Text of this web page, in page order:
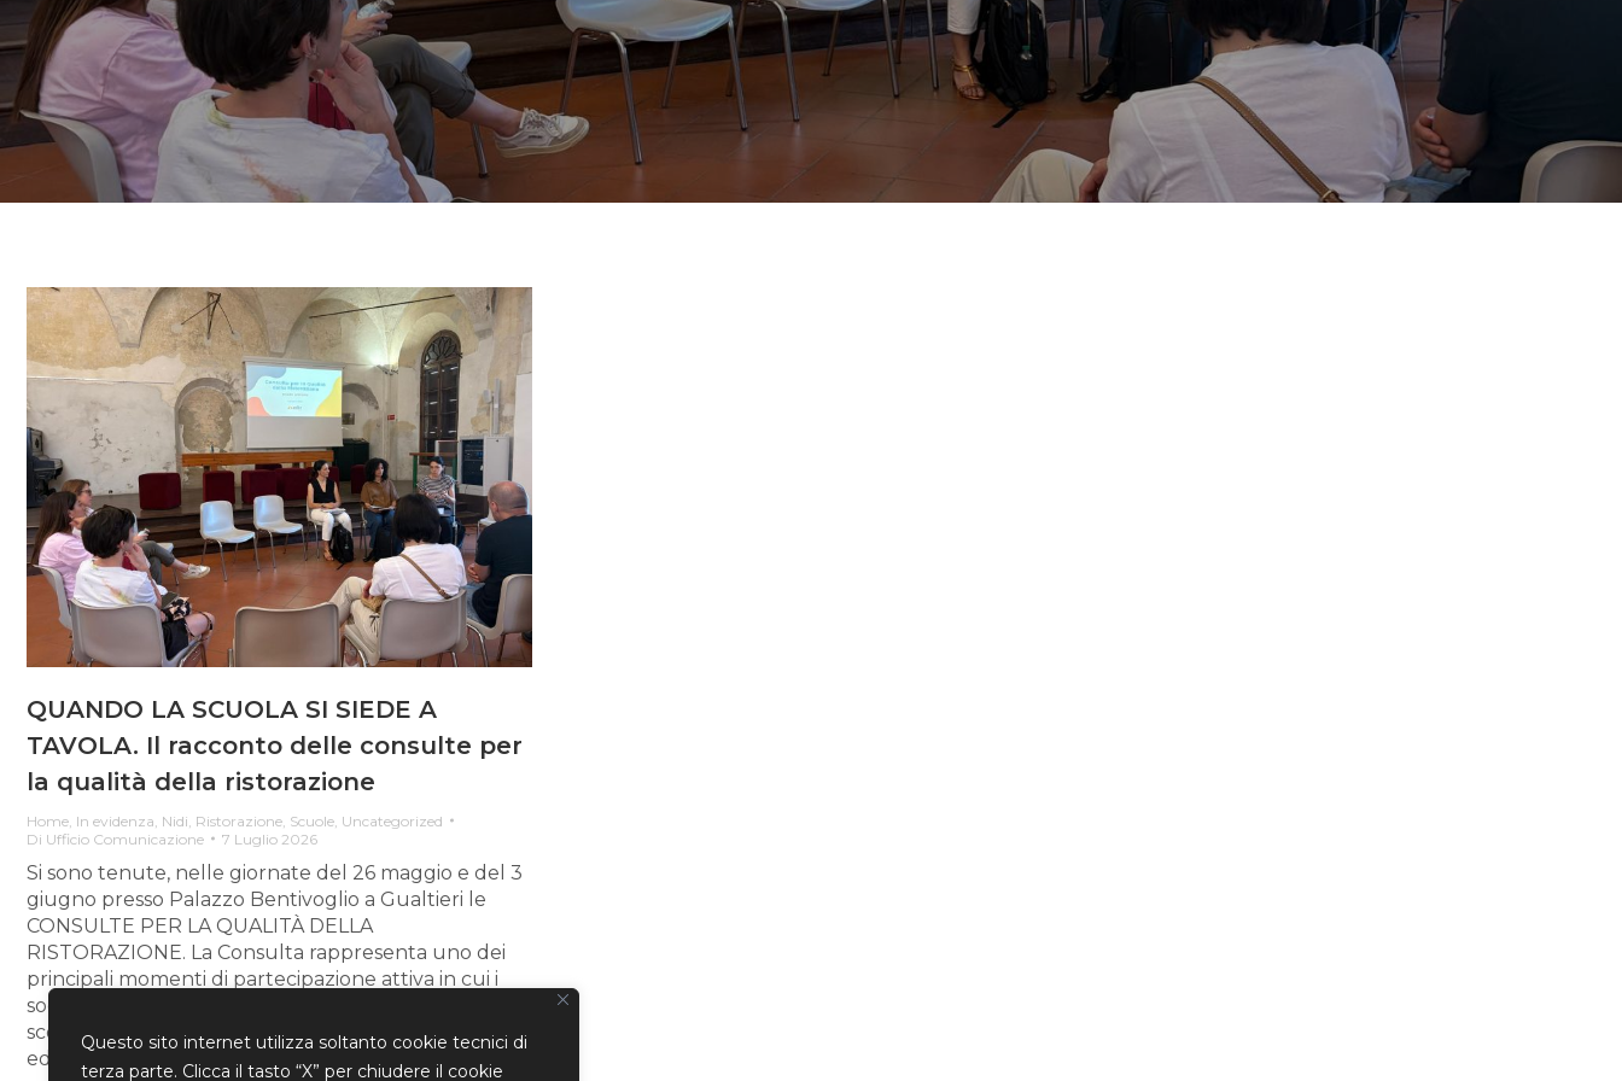
Questo sito internet utilizza soltanto cookie tecnici di
terza parte. Clicca il tasto “X” per chiudere il cookie
QUANDO LA SCUOLA SI SIEDE A
TAVOLA. Il racconto delle consulte per
la qualità della ristorazione
Home In evidenza Nidi Ristorazione Scuole Uncategorized
Di Ufficio Comunicazione 7 Luglio 2026
Si sono tenute, nelle giornate del 26 maggio e del 3
giugno presso Palazzo Bentivoglio a Gualtieri le
CONSULTE PER LA QUALITÀ DELLA
RISTORAZIONE. La Consulta rappresenta uno dei
principali momenti di partecipazione attiva in cui i
soggetti coinvolti nel servizio di ristorazione
scolastica si confrontano sulla gestione degli aspetti
educativi, culturali, sociali ed organizzativi…